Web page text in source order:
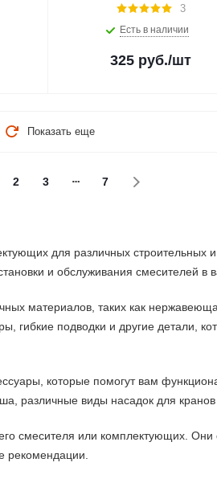
3
Есть в наличии
325 руб./шт
Показать еще
2 3 7
для различных строительных
и обслуживания смесителей
материалов, таких как
гибкие подводки и другие детали,
которые помогут вам
виды насадок для кранов
смесителя или комплектующих.
рекомендации.